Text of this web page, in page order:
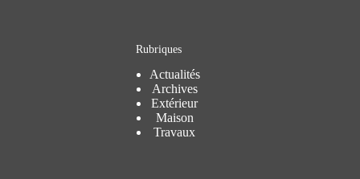
Rubriques
Actualités
Archives
Extérieur
Maison
Travaux